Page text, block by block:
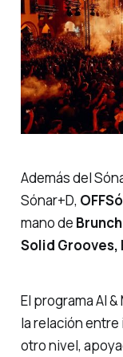
Además del
Sónar+D,
mano de
Solid Grooves,
El programa AI
la relación
otro nivel,